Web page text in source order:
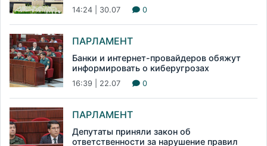
14:24 | 30.07 0
ПАРЛАМЕНТ
Банки и интернет-провайдеров обяжут
информировать о киберугрозах
16:39 | 22.07 0
ПАРЛАМЕНТ
Депутаты приняли закон об
ответственности за нарушение правил